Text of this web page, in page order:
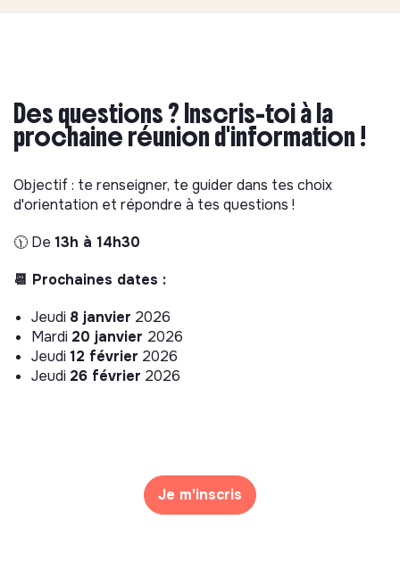
Des questions ? Inscris-toi à la
prochaine réunion d'information !
Objectif : te renseigner, te guider dans tes choix
d'orientation et répondre à tes questions !
🕦 De 13h à 14h30
📆 Prochaines dates :
Jeudi 8 janvier 2026
Mardi 20 janvier 2026
Jeudi 12 février 2026
Jeudi 26 février 2026
Je m'inscris